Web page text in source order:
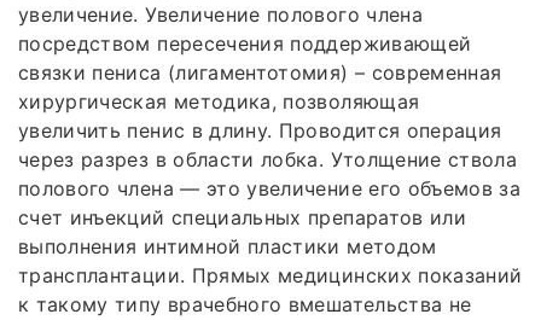
увеличение. Увеличение полового члена
посредством пересечения поддерживающей
связки пениса (лигаментотомия) – современная
хирургическая методика, позволяющая
увеличить пенис в длину. Проводится операция
через разрез в области лобка. Утолщение ствола
полового члена — это увеличение его объемов за
счет инъекций специальных препаратов или
выполнения интимной пластики методом
трансплантации. Прямых медицинских показаний
к такому типу врачебного вмешательства не